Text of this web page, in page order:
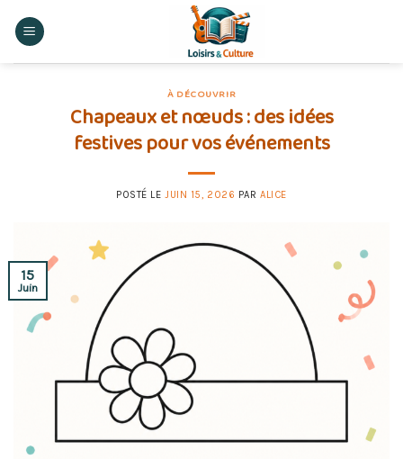
À DÉCOUVRIR
Chapeaux et nœuds : des idées
festives pour vos événements
POSTÉ LEJUIN 15, 2026 PARALICE
15
Juin